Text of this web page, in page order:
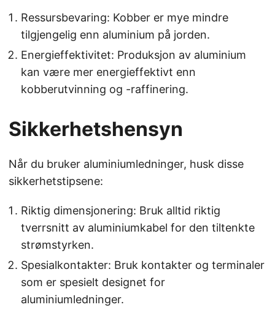
Ressursbevaring: Kobber er mye mindre
tilgjengelig enn aluminium på jorden.
Energieffektivitet: Produksjon av aluminium
kan være mer energieffektivt enn
kobberutvinning og -raffinering.
Sikkerhetshensyn
Når du bruker aluminiumledninger, husk disse
sikkerhetstipsene:
Riktig dimensjonering: Bruk alltid riktig
tverrsnitt av aluminiumkabel for den tiltenkte
strømstyrken.
Spesialkontakter: Bruk kontakter og terminaler
som er spesielt designet for
aluminiumledninger.